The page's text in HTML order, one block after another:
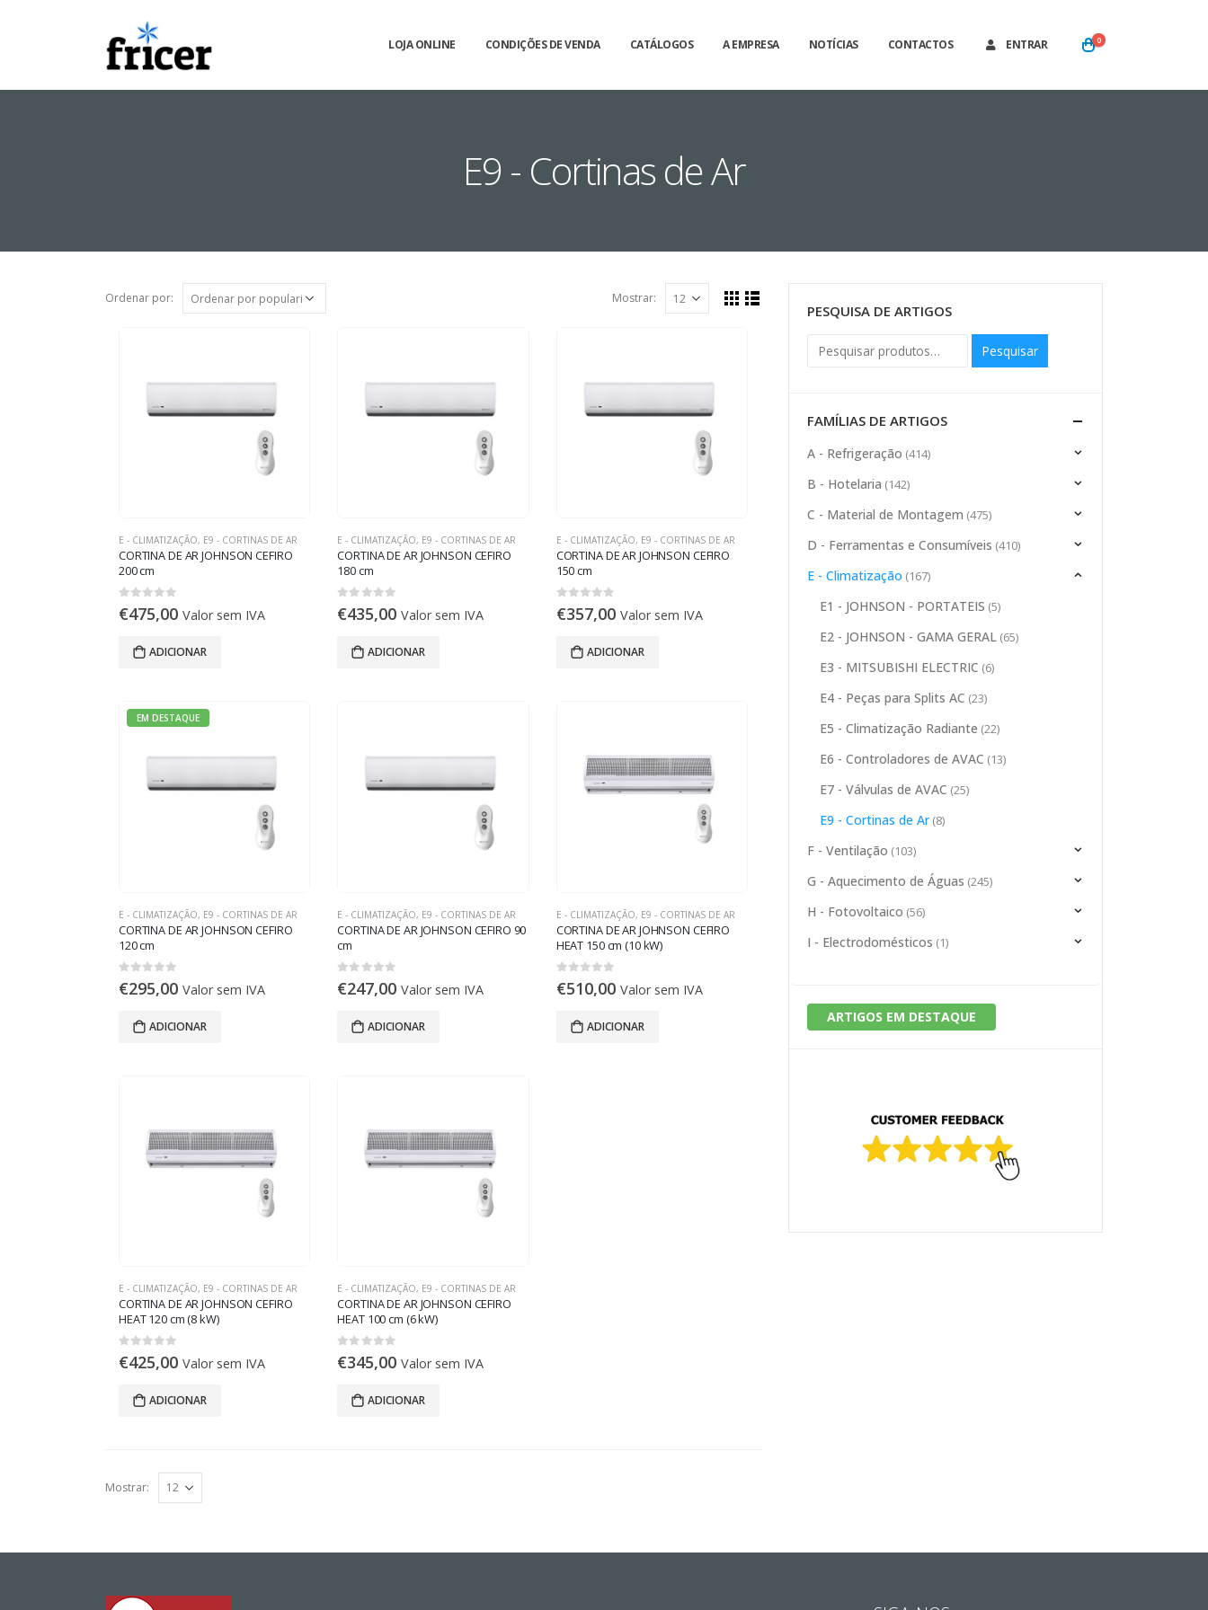
LOJA ONLINE CONDIÇÕES DE VENDA CATÁLOGOS A EMPRESA NOTÍCIAS CONTACTOS ENTRAR 0
E9 - Cortinas de Ar
Ordenar por: Mostrar:
E - CLIMATIZAÇÃO, E9 - CORTINAS DE AR
CORTINA DE AR JOHNSON CEFIRO
200 cm
0out of 5
€475,00 Valor sem IVA
ADICIONAR
E - CLIMATIZAÇÃO, E9 - CORTINAS DE AR
CORTINA DE AR JOHNSON CEFIRO
180 cm
0out of 5
€435,00 Valor sem IVA
ADICIONAR
E - CLIMATIZAÇÃO, E9 - CORTINAS DE AR
CORTINA DE AR JOHNSON CEFIRO
150 cm
0out of 5
€357,00 Valor sem IVA
ADICIONAR
EM DESTAQUE
E - CLIMATIZAÇÃO, E9 - CORTINAS DE AR
CORTINA DE AR JOHNSON CEFIRO
120 cm
€295,00 Valor sem IVA
ADICIONAR
E - CLIMATIZAÇÃO, E9 - CORTINAS DE AR
CORTINA DE AR JOHNSON CEFIRO 90
cm
€247,00 Valor sem IVA
ADICIONAR
E - CLIMATIZAÇÃO, E9 - CORTINAS DE AR
CORTINA DE AR JOHNSON CEFIRO
HEAT 150 cm (10 kW)
€510,00 Valor sem IVA
ADICIONAR
E - CLIMATIZAÇÃO, E9 - CORTINAS DE AR
CORTINA DE AR JOHNSON CEFIRO
HEAT 120 cm (8 kW)
0out of 5
€425,00 Valor sem IVA
ADICIONAR
E - CLIMATIZAÇÃO, E9 - CORTINAS DE AR
CORTINA DE AR JOHNSON CEFIRO
HEAT 100 cm (6 kW)
0out of 5
€345,00 Valor sem IVA
ADICIONAR
Mostrar:
PESQUISA DE ARTIGOS
Pesquisar
FAMÍLIAS DE ARTIGOS
A - Refrigeração (414)
B - Hotelaria (142)
C - Material de Montagem (475)
D - Ferramentas e Consumíveis (410)
E - Climatização (167)
E1 - JOHNSON - PORTATEIS (5)
E2 - JOHNSON - GAMA GERAL (65)
E3 - MITSUBISHI ELECTRIC (6)
E4 - Peças para Splits AC (23)
E5 - Climatização Radiante (22)
E6 - Controladores de AVAC (13)
E7 - Válvulas de AVAC (25)
E9 - Cortinas de Ar (8)
F - Ventilação (103)
G - Aquecimento de Águas (245)
H - Fotovoltaico (56)
I - Electrodomésticos (1)
ARTIGOS EM DESTAQUE